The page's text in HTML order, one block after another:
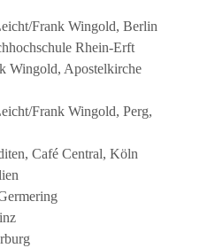
Frank Wingold, Berlin
Rhein-Erft
Wingold, Apostelkirche
Frank Wingold, Perg,
Café Central, Köln